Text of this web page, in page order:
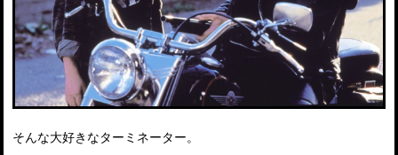
そんな大好きなターミネーター。